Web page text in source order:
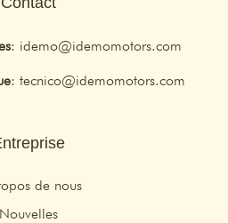
: idemo@idemomotors.com
: tecnico@idemomotors.com
de nous
Nouvelles